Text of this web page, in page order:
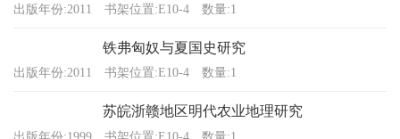
出版年份:2011 书架位置:E10-4 数量:1
铁弗匈奴与夏国史研究
出版年份:2011 书架位置:E10-4 数量:1
苏皖浙赣地区明代农业地理研究